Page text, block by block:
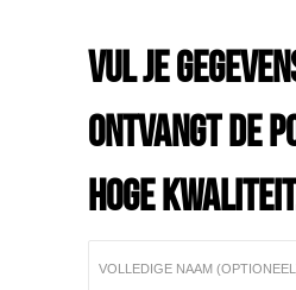
Vul je
ontvangt de
hoge